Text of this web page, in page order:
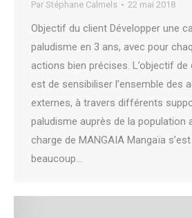
Par Stéphane Calmels 22 mai 2018
Objectif du client Développer une
paludisme en 3 ans, avec pour
actions bien précises. L’objectif
est de sensibiliser l’ensemble des
externes, à travers différents
paludisme auprès de la population
charge de MANGAIA Mangaïa
beaucoup…